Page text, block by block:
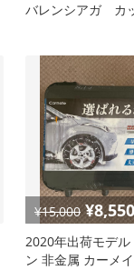
バレンシアガ カ
¥15,000 ¥8,550
2020年出荷モデ
ン 非金属 カーメ